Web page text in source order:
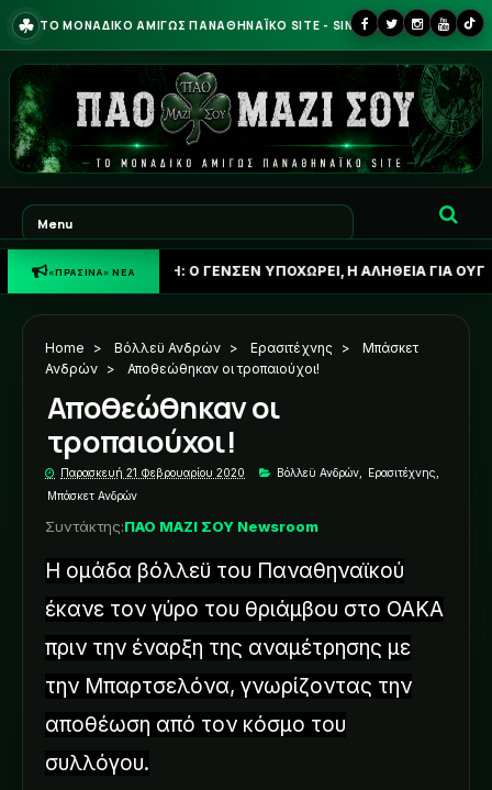
☘ ΤΟ ΜΟΝΑΔΙΚΟ ΑΜΙΓΩΣ ΠΑΝΑΘΗΝΑΪΚΟ SITE - SINCE 2013
«ΠΡΑΣΙΝΑ» ΝΕΑ
ΦΩΝΗ: Ο ΓΕΝΣΕΝ ΥΠΟΧΩΡΕΙ, Η ΑΛΗΘΕΙΑ ΓΙΑ ΟΥΓΚΡΕΣΙΤΣ
Home > Βόλλεϋ Ανδρών > Ερασιτέχνης >
Μπάσκετ
Ανδρών > Αποθεώθηκαν οι τροπαιούχοι!
Αποθεώθηκαν οι
τροπαιούχοι!
Παρασκευή 21 Φεβρουαρίου 2020 Βόλλεϋ Ανδρών Ερασιτέχνης
Μπάσκετ Ανδρών
Συντάκτης:ΠΑΟ ΜΑΖΙ ΣΟΥ Newsroom
Η ομάδα βόλλεϋ του Παναθηναϊκού
έκανε τον γύρο του θριάμβου στο ΟΑΚΑ
πριν την έναρξη της αναμέτρησης με
την Μπαρτσελόνα, γνωρίζοντας την
αποθέωση από τον κόσμο του
συλλόγου.